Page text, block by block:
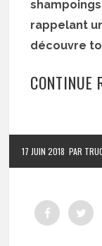
rappelant
découvre
CONTINUE
17 JUIN 2018 PAR